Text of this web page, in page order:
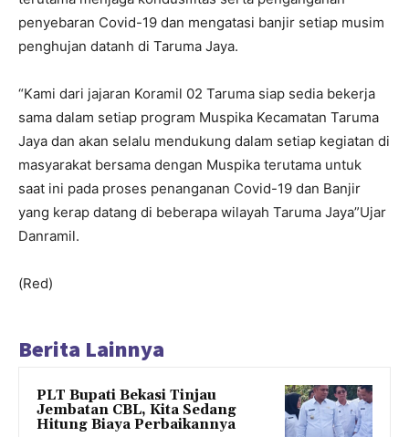
penyebaran Covid-19 dan mengatasi banjir setiap musim
penghujan datanh di Taruma Jaya.
“Kami dari jajaran Koramil 02 Taruma siap sedia bekerja
sama dalam setiap program Muspika Kecamatan Taruma
Jaya dan akan selalu mendukung dalam setiap kegiatan di
masyarakat bersama dengan Muspika terutama untuk
saat ini pada proses penanganan Covid-19 dan Banjir
yang kerap datang di beberapa wilayah Taruma Jaya”Ujar
Danramil.
(Red)
Berita Lainnya
PLT Bupati Bekasi Tinjau
Jembatan CBL, Kita Sedang
Hitung Biaya Perbaikannya